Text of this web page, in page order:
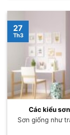
Các kiểu
Sơn giống như
27
Th3